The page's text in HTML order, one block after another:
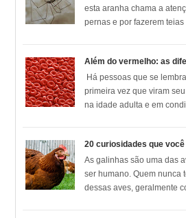
esta aranha chama a
pernas e por fazerem teias
Além do vermelho: as
Há pessoas que se
primeira vez que viram
na idade adulta e em
20 curiosidades que
As galinhas são uma das
ser humano. Quem nunca
dessas aves, geralmente